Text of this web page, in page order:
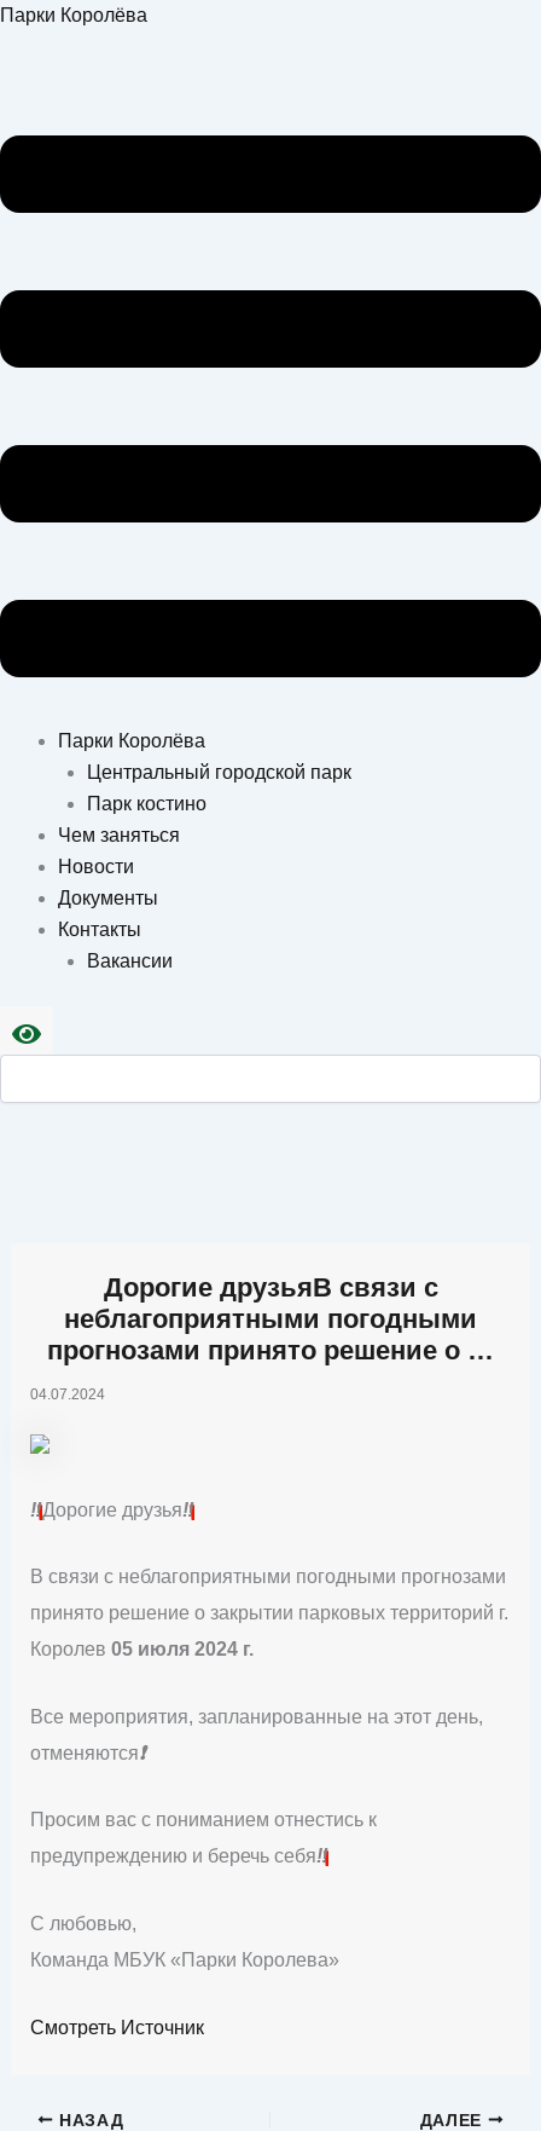
Перейти
Парки Королёва
Меню
Парки Королёва
Центральный городской парк
Парк костино
Чем заняться
Новости
Документы
Контакты
Вакансии
Дорогие друзьяВ связи с
неблагоприятными погодными
прогнозами принято решение о …
04.07.2024
‼️Дорогие друзья‼️
В связи с неблагоприятными погодными прогнозами
принято решение о закрытии парковых территорий г.
Королев 05 июля 2024 г.
Все мероприятия, запланированные на этот день,
отменяются❗
Просим вас с пониманием отнестись к
предупреждению и беречь себя‼️
С любовью,
Команда МБУК «Парки Королева»
Смотреть Источник
НАЗАД ДАЛЕЕ